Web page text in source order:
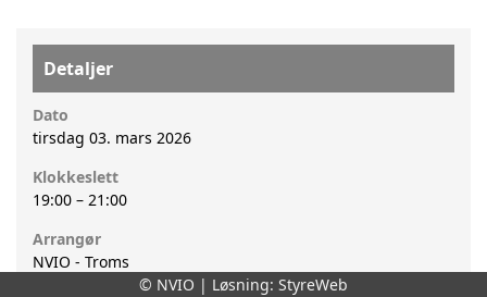
Detaljer
Dato
tirsdag 03. mars 2026
Klokkeslett
19:00 – 21:00
Arrangør
NVIO - Troms
© NVIO | Løsning: StyreWeb